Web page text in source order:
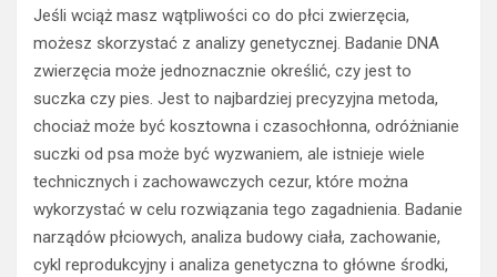
Jeśli wciąż masz wątpliwości co do płci zwierzęcia,
możesz skorzystać z analizy genetycznej. Badanie DNA
zwierzęcia może jednoznacznie określić, czy jest to
suczka czy pies. Jest to najbardziej precyzyjna metoda,
chociaż może być kosztowna i czasochłonna, odróżnianie
suczki od psa może być wyzwaniem, ale istnieje wiele
technicznych i zachowawczych cezur, które można
wykorzystać w celu rozwiązania tego zagadnienia. Badanie
narządów płciowych, analiza budowy ciała, zachowanie,
cykl reprodukcyjny i analiza genetyczna to główne środki,